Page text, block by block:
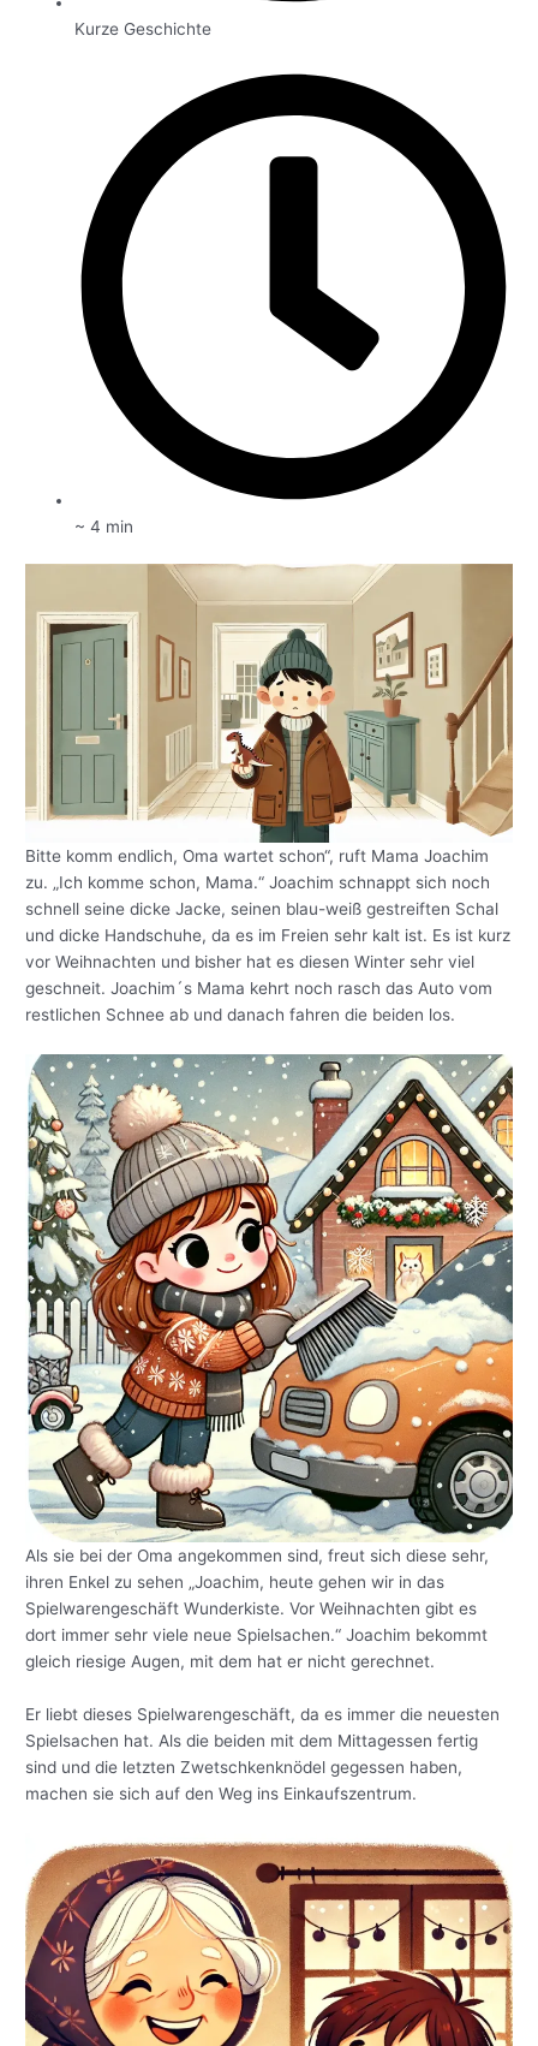
Kurze Geschichte
~ 4 min
Bitte komm endlich, Oma wartet schon“, ruft Mama Joachim
zu. „Ich komme schon, Mama.“ Joachim schnappt sich noch
schnell seine dicke Jacke, seinen blau-weiß gestreiften Schal
und dicke Handschuhe, da es im Freien sehr kalt ist. Es ist kurz
vor Weihnachten und bisher hat es diesen Winter sehr viel
geschneit. Joachim´s Mama kehrt noch rasch das Auto vom
restlichen Schnee ab und danach fahren die beiden los.
Als sie bei der Oma angekommen sind, freut sich diese sehr,
ihren Enkel zu sehen „Joachim, heute gehen wir in das
Spielwarengeschäft Wunderkiste. Vor Weihnachten gibt es
dort immer sehr viele neue Spielsachen.“ Joachim bekommt
gleich riesige Augen, mit dem hat er nicht gerechnet.
Er liebt dieses Spielwarengeschäft, da es immer die neuesten
Spielsachen hat. Als die beiden mit dem Mittagessen fertig
sind und die letzten Zwetschkenknödel gegessen haben,
machen sie sich auf den Weg ins Einkaufszentrum.